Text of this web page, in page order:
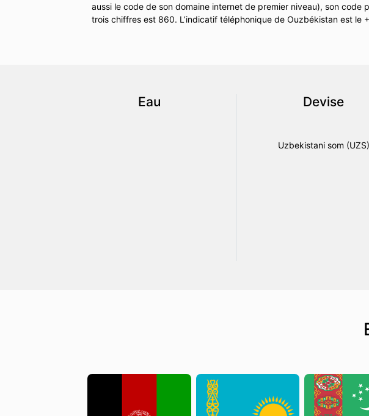
aussi le code de son domaine internet de premier niveau), son code
trois chiffres est 860. L’indicatif téléphonique de Ouzbékistan est le
Eau Devise
Uzbekistani som (UZS)